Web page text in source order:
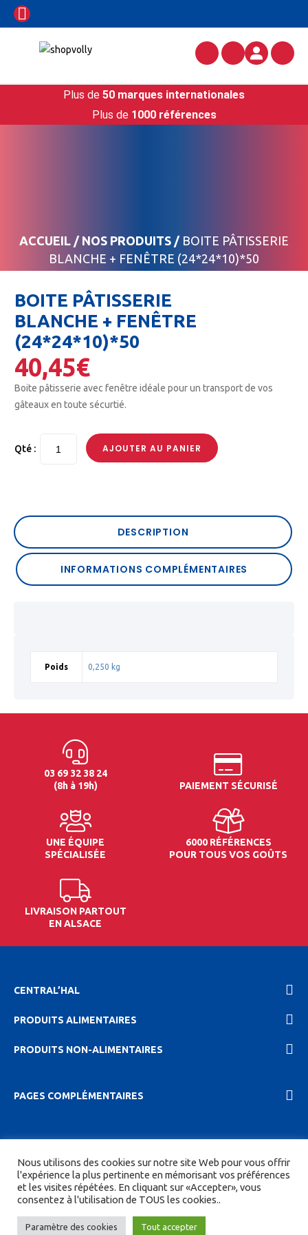
Plus de 50 marques internationales
Plus de 1000 références
ACCUEIL / NOS PRODUITS / BOITE PÂTISSERIE
BLANCHE + FENÊTRE (24*24*10)*50
BOITE PÂTISSERIE
BLANCHE + FENÊTRE
(24*24*10)*50
40,45€
Boite pâtisserie avec fenêtre idéale pour un transport de vos
gâteaux en toute sécurtié.
Qté : AJOUTER AU PANIER
DESCRIPTION
INFORMATIONS COMPLÉMENTAIRES
Poids 0,250 kg
03 69 32 38 24
(8h à 19h)
PAIEMENT SÉCURISÉ
UNE ÉQUIPE
SPÉCIALISÉE
6000 RÉFÉRENCES
POUR TOUS VOS GOÛTS
LIVRAISON PARTOUT
EN ALSACE
CENTRAL’HAL
PRODUITS ALIMENTAIRES
PRODUITS NON-ALIMENTAIRES
PAGES COMPLÉMENTAIRES
confidentionalité| CGV| Tous droits réservés.
Site réalisé parDIGITICS etJoan HAEGELE
Nous utilisons des cookies sur notre site Web pour vous offrir
l'expérience la plus pertinente en mémorisant vos préférences
et les visites répétées. En cliquant sur «Accepter», vous
consentez à l'utilisation de TOUS les cookies..
Paramètre des cookies Tout accepter